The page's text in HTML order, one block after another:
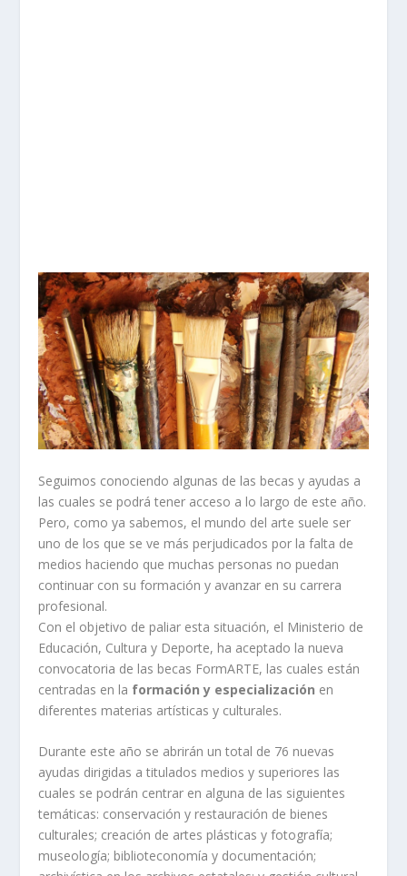
Seguimos conociendo algunas de las becas y ayudas a
las cuales se podrá tener acceso a lo largo de este año.
Pero, como ya sabemos, el mundo del arte suele ser
uno de los que se ve más perjudicados por la falta de
medios haciendo que muchas personas no puedan
continuar con su formación y avanzar en su carrera
profesional.
Con el objetivo de paliar esta situación, el Ministerio de
Educación, Cultura y Deporte, ha aceptado la nueva
convocatoria de las becas FormARTE, las cuales están
centradas en la formación y especialización en
diferentes materias artísticas y culturales.
Durante este año se abrirán un total de 76 nuevas
ayudas dirigidas a titulados medios y superiores las
cuales se podrán centrar en alguna de las siguientes
temáticas: conservación y restauración de bienes
culturales; creación de artes plásticas y fotografía;
museología; biblioteconomía y documentación;